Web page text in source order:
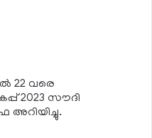
22 വരെ
2023 സൗദി